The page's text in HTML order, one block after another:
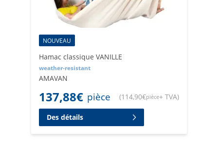
NOUVEAU
Hamac classique VANILLE
weather-resistant
AMAVAN
137,88€ pièce (114,90€pièce+ TVA)
Des détails